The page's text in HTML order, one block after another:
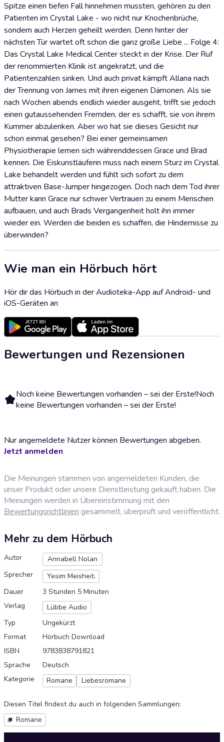
Spitze einen tiefen Fall hinnehmen mussten, gehören zu den
Patienten im Crystal Lake - wo nicht nur Knochenbrüche,
sondern auch Herzen geheilt werden. Denn hinter der
nächsten Tür wartet oft schon die ganz große Liebe ... Folge 4:
Das Crystal Lake Medical Center steckt in der Krise. Der Ruf
der renommierten Klinik ist angekratzt, und die
Patientenzahlen sinken. Und auch privat kämpft Allana nach
der Trennung von James mit ihren eigenen Dämonen. Als sie
nach Wochen abends endlich wieder ausgeht, trifft sie jedoch
einen gutaussehenden Fremden, der es schafft, sie von ihrem
Kummer abzulenken. Aber wo hat sie dieses Gesicht nur
schon einmal gesehen? Bei einer gemeinsamen
Physiotherapie lernen sich währenddessen Grace und Brad
kennen. Die Eiskunstläuferin muss nach einem Sturz im Crystal
Lake behandelt werden und fühlt sich sofort zu dem
attraktiven Base-Jumper hingezogen. Doch nach dem Tod ihrer
Mutter kann Grace nur schwer Vertrauen zu einem Menschen
aufbauen, und auch Brads Vergangenheit holt ihn immer
wieder ein. Werden die beiden es schaffen, die Hindernisse zu
überwinden?
Wie man ein Hörbuch hört
Hör dir das Hörbuch in der Audioteka-App auf Android- und
iOS-Geräten an
Bewertungen und Rezensionen
Noch keine Bewertungen vorhanden – sei der Erste!Noch
keine Bewertungen vorhanden – sei der Erste!
Nur angemeldete Nutzer können Bewertungen abgeben.
Jetzt anmelden
Die Meinungen stammen von angemeldeten Kunden, die
unser Produkt oder unsere Dienstleistung gekauft haben. Die
Meinungen werden in Übereinstimmung mit den
Bewertungsrichtlinien gesammelt, überprüft und veröffentlicht.
Mehr zu dem Hörbuch
Autor
Annabell Nolan
Sprecher
Yesim Meisheit.
Dauer
3 Stunden 5 Minuten
Verlag
Lübbe Audio
Typ
Ungekürzt
Format
Hörbuch Download
ISBN
9783838791821
Sprache
Deutsch
Kategorie
Romane Liebesromane
Diesen Titel findest du auch in folgenden Sammlungen:
Romane